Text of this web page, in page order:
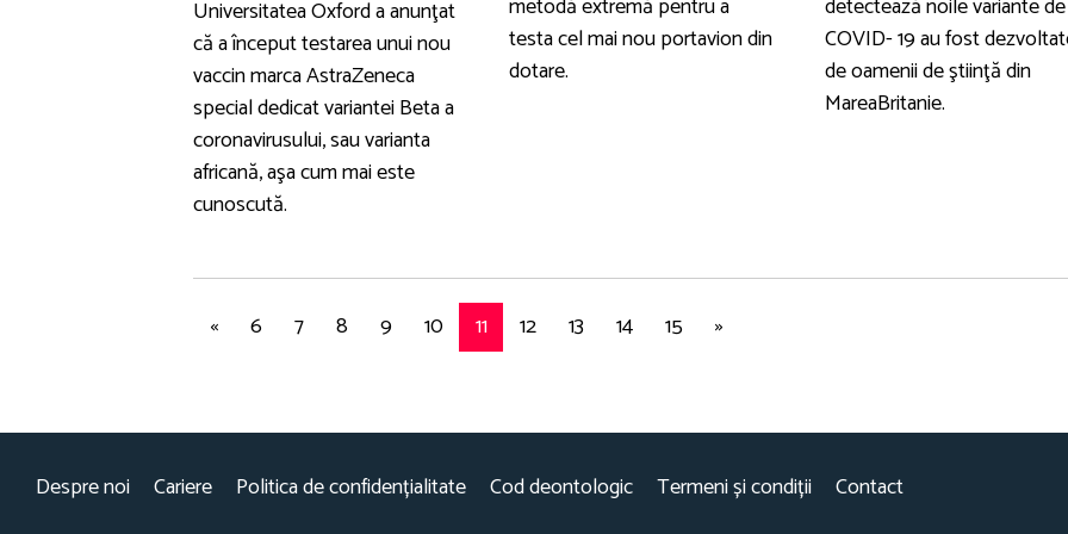
Universitatea Oxford a anunţat
că a început testarea unui nou
vaccin marca AstraZeneca
special dedicat variantei Beta a
coronavirusului, sau varianta
africană, aşa cum mai este
cunoscută.
metodă extremă pentru a
testa cel mai nou portavion din
dotare.
detectează noile variante de
COVID- 19 au fost
de oamenii de ştiinţă din
MareaBritanie.
« 6 7 8 9 10 11 12 13 14 15 »
Despre noi Cariere Politica de confidențialitate Cod deontologic Termeni și condiții Contact